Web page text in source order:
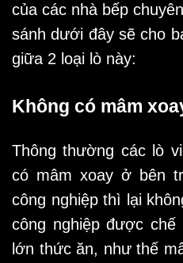
của các nhà bếp
sánh dưới đây sẽ cho
giữa 2 loại lò này:
Không có mâm
Thông thường các lò
có mâm xoay ở bên
công nghiệp thì lại
công nghiệp được
lớn thức ăn, như thế